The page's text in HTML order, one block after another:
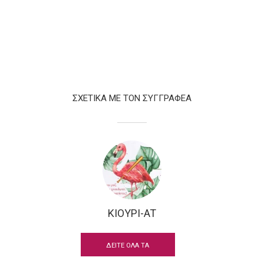
ΣΧΕΤΙΚΑ ΜΕ ΤΟΝ ΣΥΓΓΡΑΦΕΑ
ΚΙΟΥΡΙ-AT
ΔΕΙΤΕ ΟΛΑ ΤΑ